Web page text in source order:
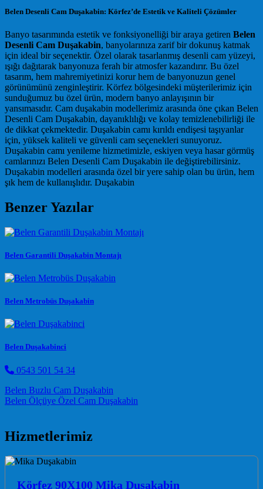
Belen Desenli Cam Duşakabin: Körfez’de Estetik ve Kaliteli Çözümler
Banyo tasarımında estetik ve fonksiyonelliği bir araya getiren Belen
Desenli Cam Duşakabin, banyolarınıza zarif bir dokunuş katmak
için ideal bir seçenektir. Özel olarak tasarlanmış desenli cam yüzeyi,
ışığı dağıtarak banyonuza ferah bir atmosfer kazandırır. Bu özel
tasarım, hem mahremiyetinizi korur hem de banyonuzun genel
görünümünü zenginleştirir. Körfez bölgesindeki müşterilerimiz için
sunduğumuz bu özel ürün, modern banyo anlayışının bir
yansımasıdır. Cam duşakabin modellerimiz arasında öne çıkan Belen
Desenli Cam Duşakabin, dayanıklılığı ve kolay temizlenebilirliği ile
de dikkat çekmektedir. Duşakabin camı kırıldı endişesi taşıyanlar
için, yüksek kaliteli ve güvenli cam seçenekleri sunuyoruz.
Duşakabin camı yenileme hizmetimizle, eskiyen veya hasar görmüş
camlarınızı Belen Desenli Cam Duşakabin ile değiştirebilirsiniz.
Duşakabin modelleri arasında özel bir yere sahip olan bu ürün, hem
şık hem de kullanışlıdır. Duşakabin
Benzer Yazılar
Belen Garantili Duşakabin Montajı
Belen Metrobüs Duşakabin
Belen Duşakabinci
0543 501 54 34
Post navigation
Belen Buzlu Cam Duşakabin
Belen Ölçüye Özel Cam Duşakabin
Hizmetlerimiz
Körfez 90X100 Mika Duşakabin